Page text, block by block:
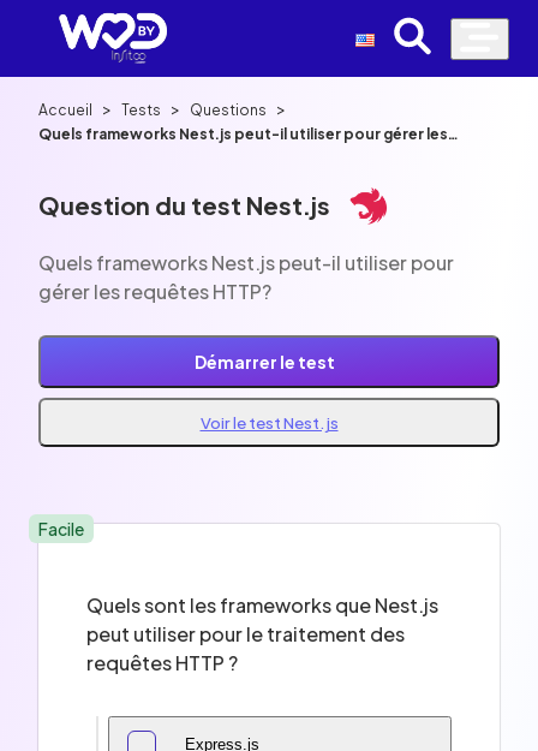
Accueil > Tests > Questions >
Quels frameworks Nest.js peut-il utiliser pour gérer les
Question du test Nest.js
Quels frameworks Nest.js peut-il utiliser pour
gérer les requêtes HTTP?
Démarrer le test
Voir le test Nest.js
Facile
Quels sont les frameworks que Nest.js
peut utiliser pour le traitement des
requêtes HTTP ?
Express.js